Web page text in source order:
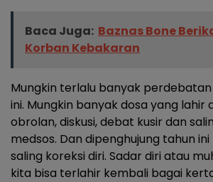
Baca Juga: Baznas Bone
Korban Kebakaran
Mungkin terlalu banyak
ini. Mungkin banyak dosa yang lahir
obrolan, diskusi, debat kusir dan
medsos. Dan dipenghujung tahun
saling koreksi diri. Sadar diri atau
kita bisa terlahir kembali bagai